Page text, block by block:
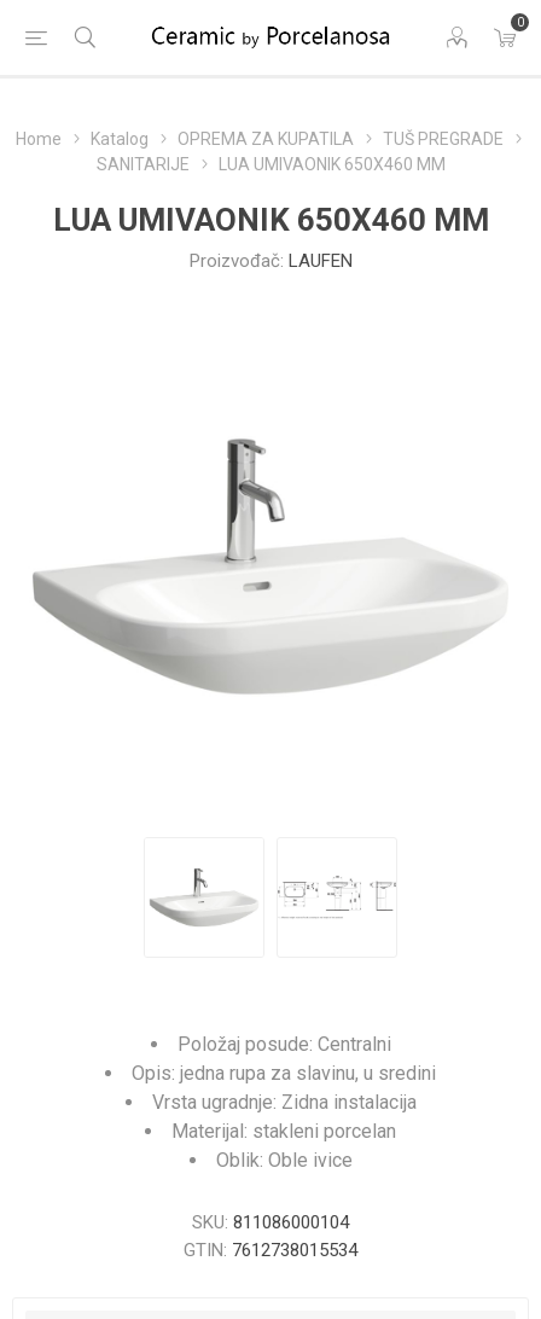
0
Home Katalog OPREMA ZA KUPATILA
TUŠ PREGRADE
SANITARIJE
LUA UMIVAONIK 650X460 MM
LUA UMIVAONIK 650X460 MM
Proizvođač: LAUFEN
Položaj posude: Centralni
Opis: jedna rupa za slavinu, u sredini
Vrsta ugradnje: Zidna instalacija
Materijal: stakleni porcelan
Oblik: Oble ivice
SKU: 811086000104
GTIN: 7612738015534